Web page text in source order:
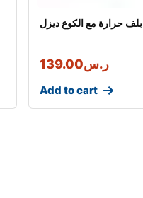
بلف حرارة مع الكوع ديزل
ر.س139.00
Add to cart